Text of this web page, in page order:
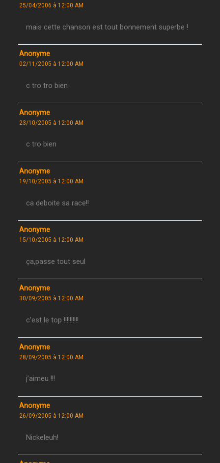
25/04/2006 à 12:00 AM
mais cette chanson est tout bonnement superbe !
Anonyme
02/11/2005 à 12:00 AM
c tro tro bien
Anonyme
23/10/2005 à 12:00 AM
c tro bien
Anonyme
19/10/2005 à 12:00 AM
ca deboite sa race!!
Anonyme
15/10/2005 à 12:00 AM
ça,passe tout seul
Anonyme
30/09/2005 à 12:00 AM
c’est le top !!!!!!!!!!
Anonyme
28/09/2005 à 12:00 AM
j’aimeu !!!
Anonyme
26/09/2005 à 12:00 AM
Nickeleuh!